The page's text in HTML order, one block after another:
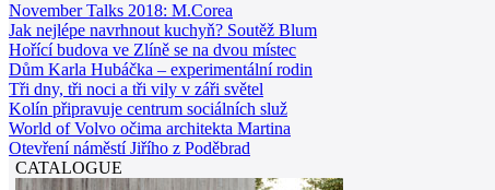
November Talks 2018: M.Corea
Jak nejlépe navrhnout kuchyň? Soutěž Blum
Hořící budova ve Zlíně se na dvou místec
Dům Karla Hubáčka – experimentální rodin
Tři dny, tři noci a tři vily v záři světel
Kolín připravuje centrum sociálních služ
World of Volvo očima architekta Martina
Otevření náměstí Jiřího z Poděbrad
CATALOGUE